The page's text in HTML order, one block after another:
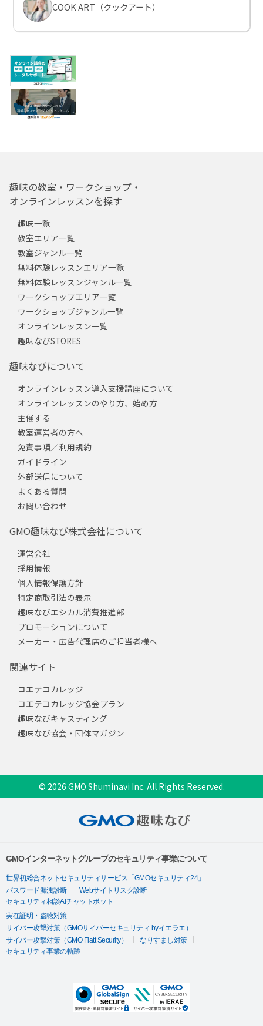
COOK ART（クックアート）
趣味の教室・ワークショップ・
オンラインレッスンを探す
趣味一覧
教室エリア一覧
教室ジャンル一覧
無料体験レッスンエリア一覧
無料体験レッスンジャンル一覧
ワークショップエリア一覧
ワークショップジャンル一覧
オンラインレッスン一覧
趣味なびSTORES
趣味なびについて
オンラインレッスン導入支援講座について
オンラインレッスンのやり方、始め方
主催する
教室運営者の方へ
免責事項／利用規約
ガイドライン
外部送信について
よくある質問
お問い合わせ
GMO趣味なび株式会社について
運営会社
採用情報
個人情報保護方針
特定商取引法の表示
趣味なびエシカル消費推進部
プロモーションについて
メーカー・広告代理店のご担当者様へ
関連サイト
コエテコカレッジ
コエテコカレッジ協会プラン
趣味なびキャスティング
趣味なび協会・団体マガジン
© 2026 GMO Shuminavi Inc. All Rights Reserved.